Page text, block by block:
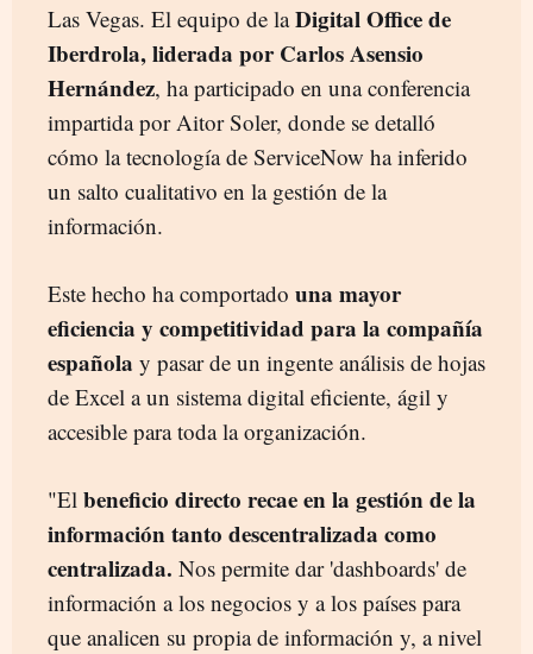
Las Vegas. El equipo de laDigital Office de
Iberdrola, liderada por Carlos Asensio
Hernández, ha participado en una conferencia
impartida por Aitor Soler, donde se detalló
cómo la tecnología de ServiceNow ha inferido
un salto cualitativo en la gestión de la
información.
Este hecho ha comportado una mayor
eficiencia y competitividad para la compañía
española y pasar de un ingente análisis de hojas
de Excel a un sistema digital eficiente, ágil y
accesible para toda la organización.
"El beneficio directo recae en la gestión de la
información tanto descentralizada como
centralizada. Nos permite dar 'dashboards' de
información a los negocios y a los países para
que analicen su propia de información y, a nivel